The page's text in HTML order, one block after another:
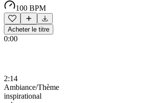
100 BPM
Acheter le titre
0:00
2:14
Ambiance/Thème
inspirational